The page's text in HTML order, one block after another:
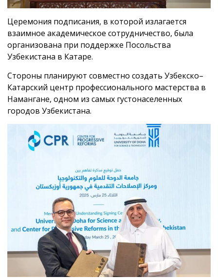
Церемония подписания, в которой излагается
взаимное академическое сотрудничество, была
организована при поддержке Посольства
Узбекистана в Катаре.
Стороны планируют совместно создать Узбекско–
Катарский центр профессионального мастерства в
Намангане, одном из самых густонаселенных
городов Узбекистана.